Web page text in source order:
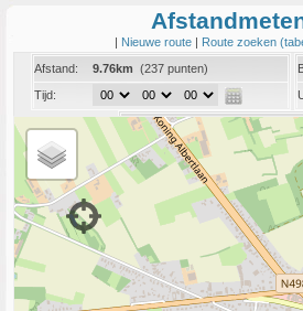
| Nieuwe route | Route zoeken
Afstand:
9.76km (237 punten)
Tijd:
Coord:
Info:Link naar deze route